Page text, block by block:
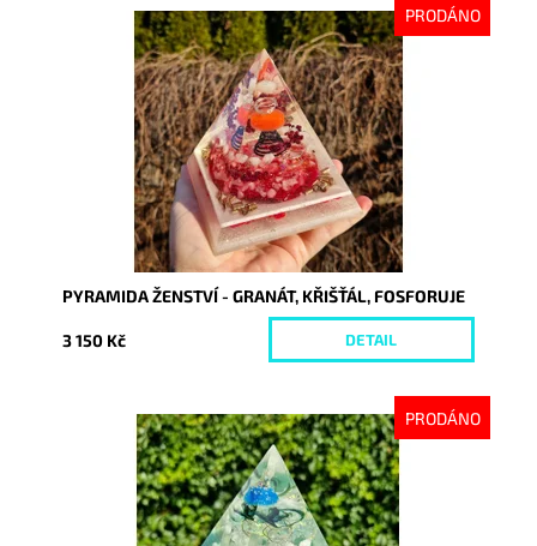
PRODÁNO
Dostupnost:
Vyprodáno
10113
PYRAMIDA ŽENSTVÍ - GRANÁT, KŘIŠŤÁL, FOSFORUJE
3 150 Kč DETAIL
PRODÁNO
Dostupnost:
Vyprodáno
9381